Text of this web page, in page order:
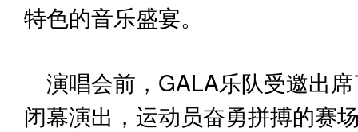
特色的音乐盛宴。
演唱会前，GALA乐队受邀出
闭幕演出，运动员奋勇拼搏的赛